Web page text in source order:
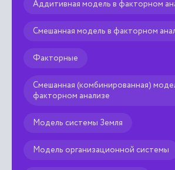
Аддитивная модель в факторном
Смешанная модель в факторном
Факторные
Смешанная (комбинированная)
факторном анализе
Модель системы Земля
Модель организационной системы